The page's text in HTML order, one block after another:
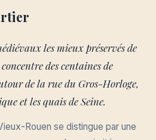
les mieux préservés de
des centaines de
de la rue du Gros-Horloge,
et les quais de Seine.
Rouen se distingue par une